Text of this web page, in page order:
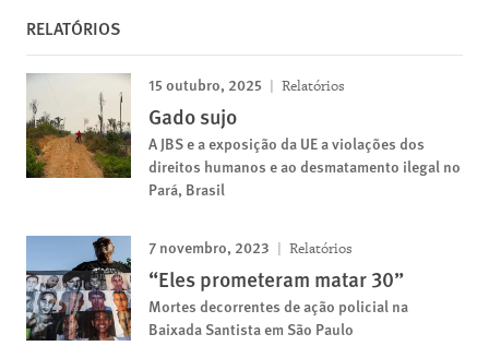
RELATÓRIOS
15 outubro, 2025 Relatórios
Gado sujo
A JBS e a exposição da UE a violações dos
direitos humanos e ao desmatamento ilegal no
Pará, Brasil
7 novembro, 2023 Relatórios
“Eles prometeram matar 30”
Mortes decorrentes de ação policial na
Baixada Santista em São Paulo